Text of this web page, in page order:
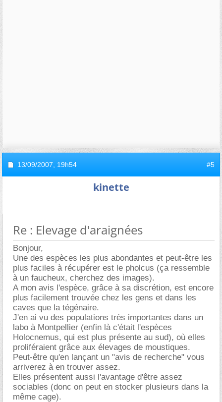
13/09/2007, 19h54 #5
kinette
Re : Elevage d'araignées
Bonjour,
Une des espèces les plus abondantes et peut-être les
plus faciles à récupérer est le pholcus (ça ressemble
à un faucheux, cherchez des images).
A mon avis l'espèce, grâce à sa discrétion, est encore
plus facilement trouvée chez les gens et dans les
caves que la tégénaire.
J'en ai vu des populations très importantes dans un
labo à Montpellier (enfin là c'était l'espèces
Holocnemus, qui est plus présente au sud), où elles
proliféraient grâce aux élevages de moustiques.
Peut-être qu'en lançant un "avis de recherche" vous
arriverez à en trouver assez.
Elles présentent aussi l'avantage d'être assez
sociables (donc on peut en stocker plusieurs dans la
même cage).